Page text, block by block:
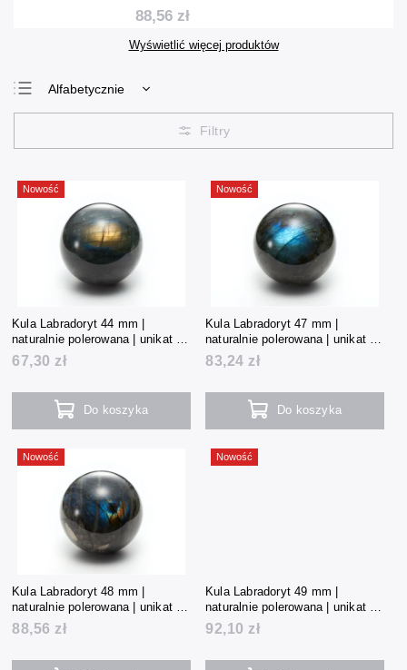
88,56 zł
Wyświetlić więcej produktów
Alfabetycznie
Najtańsze
Najdroższe
sprzedawane
Nowość
Kula Labradoryt 44 mm |
naturalnie polerowana | unikat |
124 g | Madagaskar
67,30 zł
Do koszyka
Nowość
Kula Labradoryt 47 mm |
naturalnie polerowana | unikat |
154 g | Madagaskar
83,24 zł
Do koszyka
Nowość
Kula Labradoryt 48 mm |
naturalnie polerowana | unikat |
166 g | Madagaskar
88,56 zł
Nowość
Kula Labradoryt 49 mm |
naturalnie polerowana | unikat |
171 g | Madagaskar
92,10 zł